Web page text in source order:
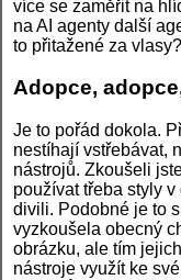
více se zaměřit na
na AI agenty další
to přitažené za
Adopce,
Je to pořád dokola.
nestíhají vstřebávat,
nástrojů. Zkoušeli
používat třeba styly
divili. Podobné je to
vyzkoušela obecný
obrázku, ale tím
nástroje využít ke